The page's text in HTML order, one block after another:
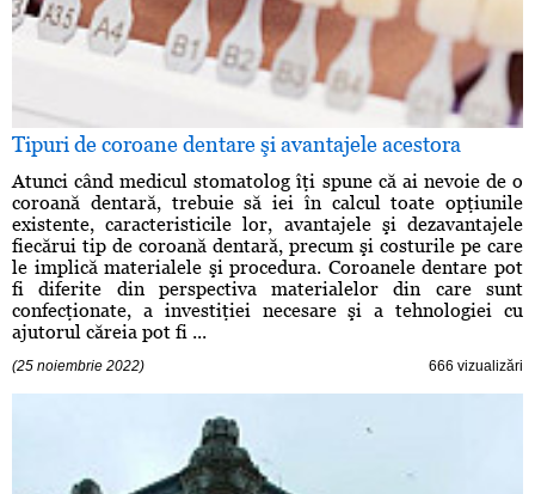
Tipuri de coroane dentare şi avantajele acestora
Atunci când medicul stomatolog îţi spune că ai nevoie de o
coroană dentară, trebuie să iei în calcul toate opţiunile
existente, caracteristicile lor, avantajele şi dezavantajele
fiecărui tip de coroană dentară, precum şi costurile pe care
le implică materialele şi procedura. Coroanele dentare pot
fi diferite din perspectiva materialelor din care sunt
confecţionate, a investiţiei necesare şi a tehnologiei cu
ajutorul căreia pot fi ...
(25 noiembrie 2022) 666 vizualizări